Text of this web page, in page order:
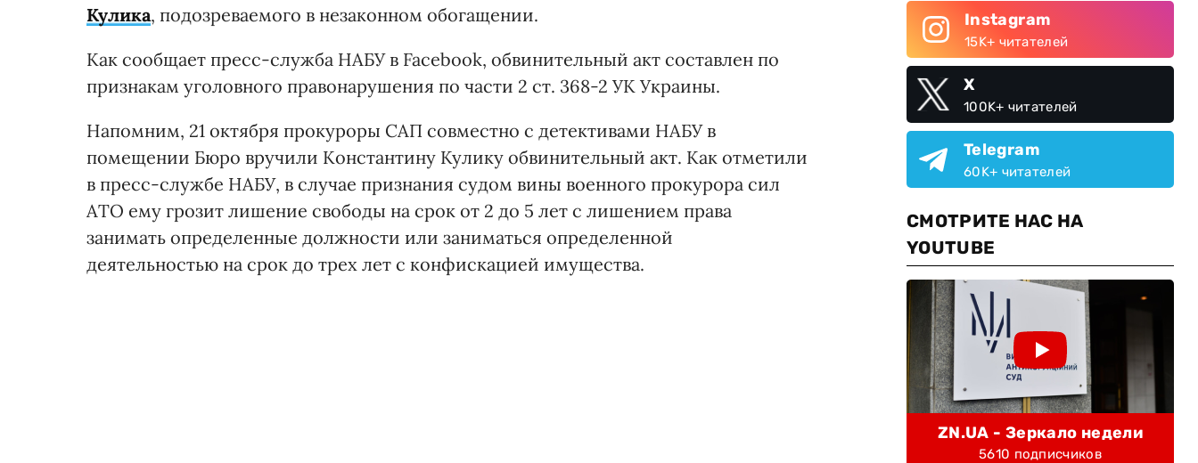
Кулика, подозреваемого в незаконном обогащении.
Как сообщает пресс-служба НАБУ в Facebook, обвинительный акт составлен по
признакам уголовного правонарушения по части 2 ст. 368-2 УК Украины.
Напомним, 21 октября прокуроры САП совместно с детективами НАБУ в
помещении Бюро вручили Константину Кулику обвинительный акт. Как отметили
в пресс-службе НАБУ, в случае признания судом вины военного прокурора сил
АТО ему грозит лишение свободы на срок от 2 до 5 лет с лишением права
занимать определенные должности или заниматься определенной
деятельностью на срок до трех лет с конфискацией имущества.
Instagram
15K+ читателей
X
100K+ читателей
Telegram
60K+ читателей
СМОТРИТЕ НАС НА
YOUTUBE
ZN.UA - Зеркало недели
5610 подписчиков